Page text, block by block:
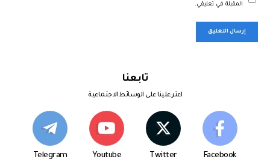
المقبلة في تعليقي.
تابعنا
اعثر علينا على الوسائط الاجتماعية
Facebook
Twitter
Youtube
Telegram